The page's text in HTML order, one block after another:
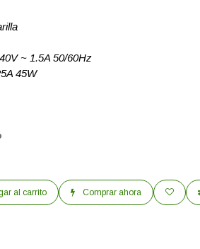
~ 1.5A 50/60Hz
45W
al carrito Comprar ahora